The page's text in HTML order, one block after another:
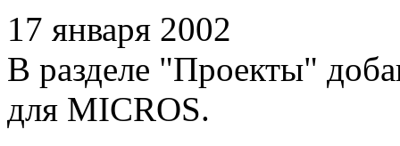
17 января 2002
В разделе "Проекты"
для MICROS.